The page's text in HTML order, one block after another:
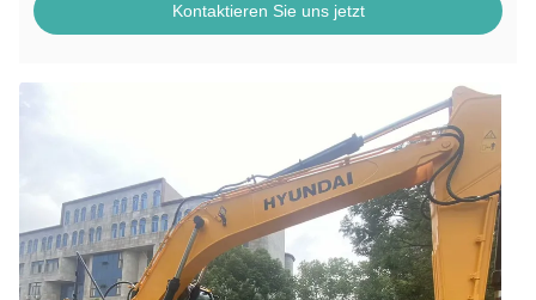
Kontaktieren Sie uns jetzt